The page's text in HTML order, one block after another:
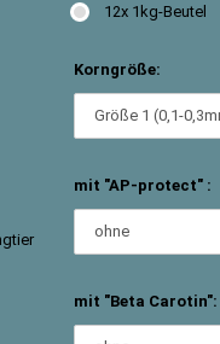
12x 1kg-Beutel
Korngröße:
mit "AP-protect" :
mit "Beta Carotin":